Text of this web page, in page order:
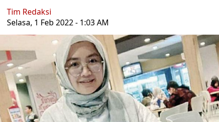
Tim Redaksi
Selasa, 1 Feb 2022 - 1:03 AM